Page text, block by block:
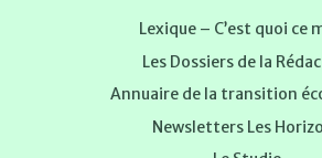
Lexique – C’est quoi ce
Les Dossiers de la
Annuaire de la transition
Newsletters Les